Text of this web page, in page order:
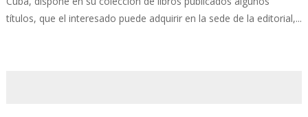
títulos, que el interesado puede adquirir en la sede de la editorial,...